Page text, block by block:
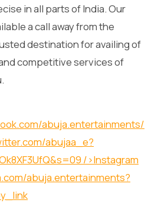
in all parts of India. Our
a call away from the
destination for availing of
competitive services of
abuja.entertainments/
abujaa_e?
/>Instagram
abuja.entertainments?